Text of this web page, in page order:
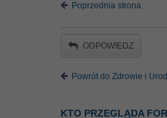
Poprzednia strona
ODPOWIEDZ
Powrót do Zdrowie i
KTO PRZEGLĄDA